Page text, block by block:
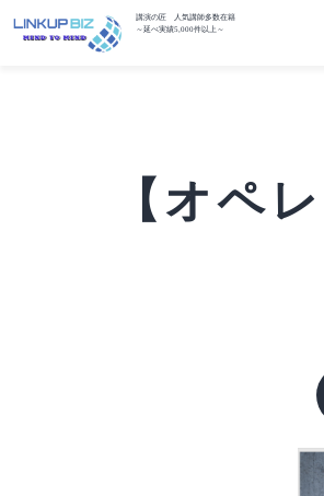
講演の匠 人気講師多数在籍
～延べ実績5,000件以上～
【オペ